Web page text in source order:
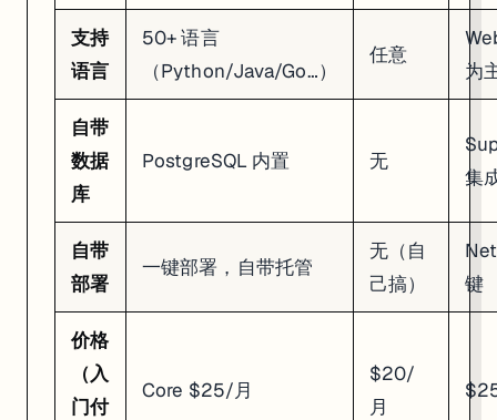
支持
语言
50+ 语言
（Python/Java/Go…）
任意
为
自带
数据
库
PostgreSQL 内置 无
集
自带
部署
一键部署，自带托管
无（自
己搞）
键
价格
（入
门付
Core $25/月
$20/
月